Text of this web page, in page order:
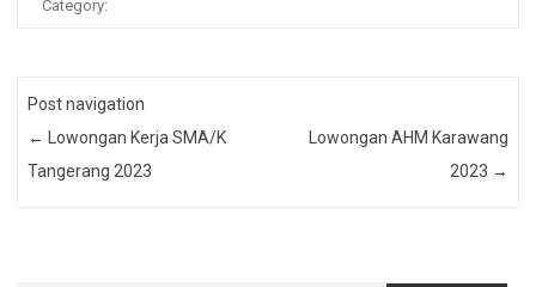
Category:
Post navigation
←
Lowongan Kerja SMA/K
Tangerang 2023
Lowongan AHM Karawang
2023 →